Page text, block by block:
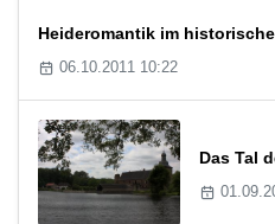
Heideromantik im
06.10.2011 10:22
Das Tal